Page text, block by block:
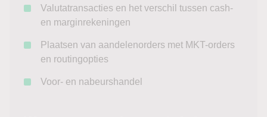
Valutatransacties en het verschil tussen cash-
en marginrekeningen
Plaatsen van aandelenorders met MKT-orders
en routingopties
Voor- en nabeurshandel